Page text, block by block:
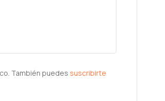
También puedes suscribirte